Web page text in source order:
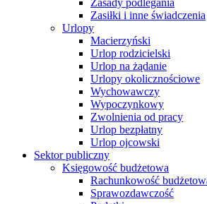
Zasady podlegania
Zasiłki i inne świadczenia
Urlopy
Macierzyński
Urlop rodzicielski
Urlop na żądanie
Urlopy okolicznościowe
Wychowawczy
Wypoczynkowy
Zwolnienia od pracy
Urlop bezpłatny
Urlop ojcowski
Sektor publiczny
Księgowość budżetowa
Rachunkowość
Sprawozdawczość